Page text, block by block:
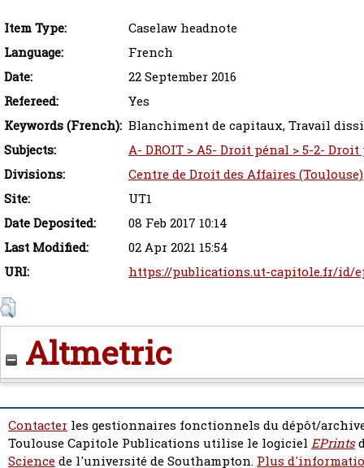
Item Type:
Caselaw headnote
Language:
French
Date:
22 September 2016
Refereed:
Yes
Keywords (French): Blanchiment de capitaux, Travail
Subjects:
A- DROIT > A5- Droit pénal > 5-2-
Divisions:
Centre de Droit des Affaires (Toulouse)
Site:
UT1
Date Deposited:
08 Feb 2017 10:14
Last Modified:
02 Apr 2021 15:54
URI:
https://publications.ut-capitole.fr/id/
Altmetric
Contacter les gestionnaires fonctionnels du dépôt/
Toulouse Capitole Publications utilise le logiciel EPrints
Sciencede l'université de Southampton. Plus